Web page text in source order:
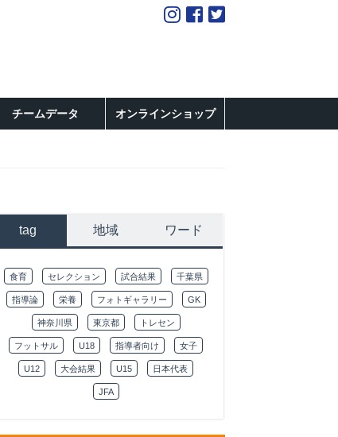
チームデータ オンラインショップ
tag 地域 ワード
食育 セレクション 試合結果 千葉県
指導論 栄養 フォトギャラリー GK
神奈川県 東京都 トレセン
フットサル U18 指導者向け 女子
U12 大会結果 U15 日本代表
JFA